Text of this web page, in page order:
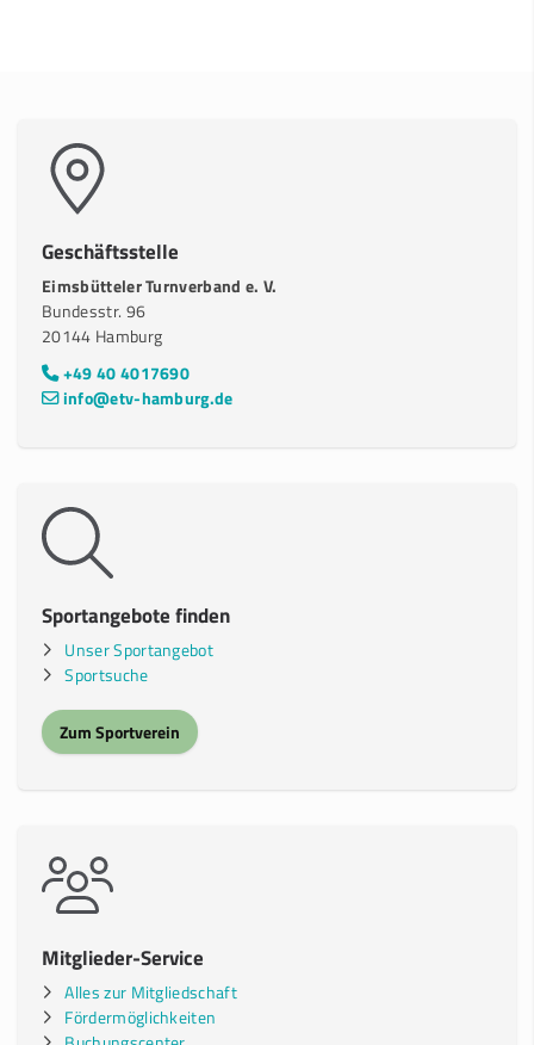
Geschäftsstelle
Eimsbütteler Turnverband e. V.
Bundesstr. 96
20144 Hamburg
+49 40 4017690
info@etv-hamburg.de
Sportangebote finden
Unser Sportangebot
Sportsuche
Zum Sportverein
Mitglieder-Service
Alles zur Mitgliedschaft
Fördermöglichkeiten